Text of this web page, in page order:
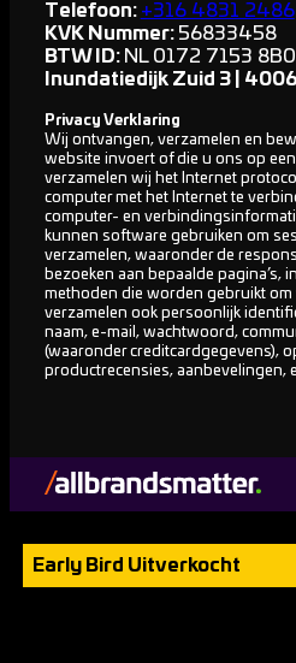
Telefoon: +316 4831 2486
KVK Nummer: 56833458
BTW ID: NL 0172 7153
Inundatiedijk Zuid 3 |
Privacy Verklaring
Wij ontvangen, verzamelen en
website invoert of die u ons op
verzamelen wij het Internet
computer met het Internet te
computer- en
kunnen software gebruiken om
verzamelen, waaronder de
bezoeken aan bepaalde pagina’s,
methoden die worden gebruikt
verzamelen ook persoonlijk
naam, e-mail, wachtwoord,
(waaronder creditcardgegevens),
productrecensies, aanbevelingen,
Early Bird Uitverkocht